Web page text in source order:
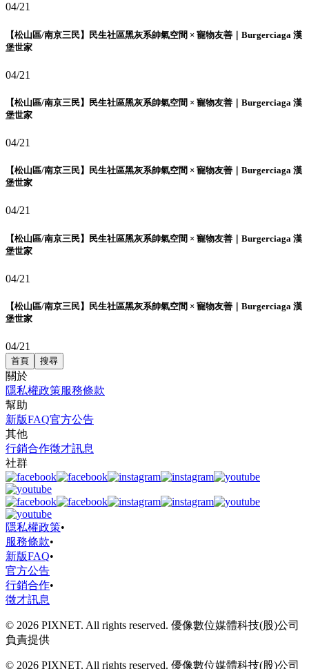
04/21
【松山區/南京三民】民生社區黑灰系帥氣空間 × 寵物友善｜Burgerciaga 漢
堡世家
04/21
【松山區/南京三民】民生社區黑灰系帥氣空間 × 寵物友善｜Burgerciaga 漢
堡世家
04/21
【松山區/南京三民】民生社區黑灰系帥氣空間 × 寵物友善｜Burgerciaga 漢
堡世家
04/21
【松山區/南京三民】民生社區黑灰系帥氣空間 × 寵物友善｜Burgerciaga 漢
堡世家
04/21
【松山區/南京三民】民生社區黑灰系帥氣空間 × 寵物友善｜Burgerciaga 漢
堡世家
04/21
首頁 搜尋
關於
隱私權政策服務條款
幫助
新版FAQ官方公告
其他
行銷合作徵才訊息
社群
隱私權政策•
服務條款•
新版FAQ•
官方公告
行銷合作•
徵才訊息
© 2026 PIXNET. All rights reserved. 優像數位媒體科技(股)公司
負責提供
© 2026 PIXNET. All rights reserved. 優像數位媒體科技(股)公司